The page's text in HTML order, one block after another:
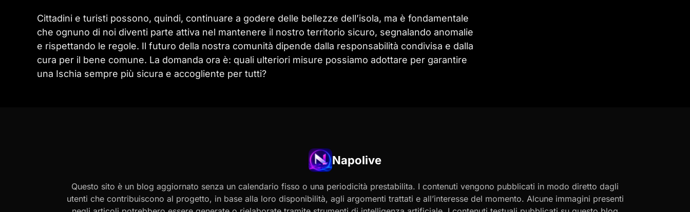
Cittadini e turisti possono, quindi, continuare a godere delle bellezze dell’isola, ma è fondamentale
che ognuno di noi diventi parte attiva nel mantenere il nostro territorio sicuro, segnalando anomalie
e rispettando le regole. Il futuro della nostra comunità dipende dalla responsabilità condivisa e dalla
cura per il bene comune. La domanda ora è: quali ulteriori misure possiamo adottare per garantire
una Ischia sempre più sicura e accogliente per tutti?
Napolive
Questo sito è un blog aggiornato senza un calendario fisso o una periodicità prestabilita. I contenuti vengono pubblicati in modo diretto dagli
utenti che contribuiscono al progetto, in base alla loro disponibilità, agli argomenti trattati e all’interesse del momento. Alcune immagini presenti